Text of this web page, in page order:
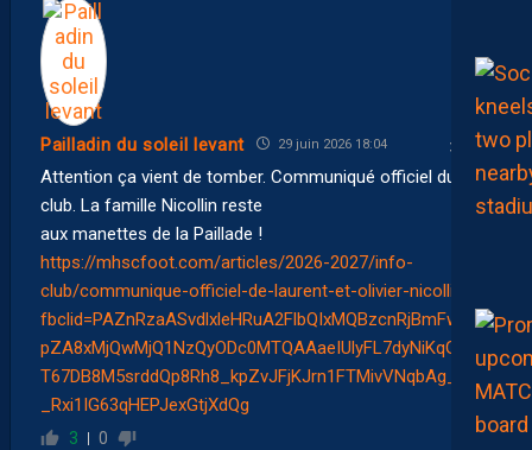
Pailladin du soleil levant 29 juin 2026 18:04
Attention ça vient de tomber. Communiqué officiel du
club. La famille Nicollin reste
aux manettes de la Paillade !
https://mhscfoot.com/articles/2026-2027/info-
club/communique-officiel-de-laurent-et-olivier-nicollin/?
fbclid=PAZnRzaASvdlxleHRuA2FlbQIxMQBzcnRjBmFwcF9
pZA8xMjQwMjQ1NzQyODc0MTQAAaeIUlyFL7dyNiKqGqFu
T67DB8M5srddQp8Rh8_kpZvJFjKJrn1FTMivVNqbAg_aem
_Rxi1IG63qHEPJexGtjXdQg
3 0